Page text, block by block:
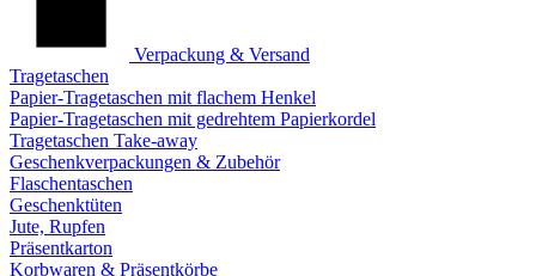
Verpackung & Versand
Tragetaschen
Papier-Tragetaschen mit flachem Henkel
Papier-Tragetaschen mit gedrehtem Papierkordel
Tragetaschen Take-away
Geschenkverpackungen & Zubehör
Flaschentaschen
Geschenktüten
Jute, Rupfen
Präsentkarton
Korbwaren & Präsentkörbe